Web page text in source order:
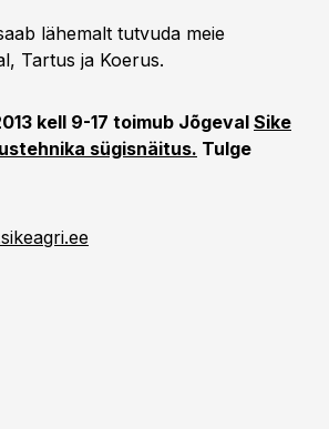
lähemalt tutvuda meie
Tartus ja Koerus.
kell 9-17 toimub JõgevalSike
sügisnäitus. Tulge